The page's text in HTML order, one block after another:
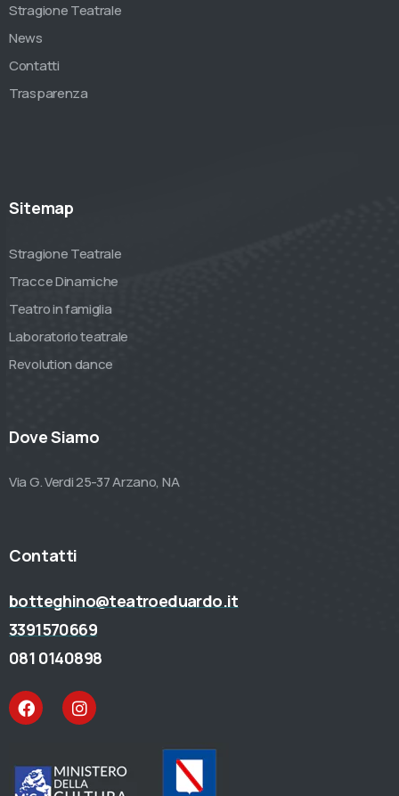
Stragione Teatrale
News
Contatti
Trasparenza
Sitemap
Stragione Teatrale
Tracce Dinamiche
Teatro in famiglia
Laboratorio teatrale
Revolution dance
Dove Siamo
Via G. Verdi 25-37 Arzano, NA
Contatti
botteghino@teatroeduardo.it
3391570669
081 0140898